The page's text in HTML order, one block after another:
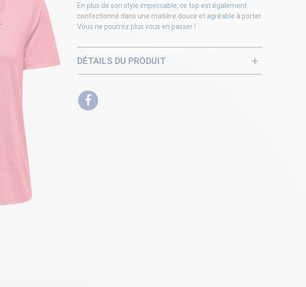
En plus de son style impeccable, ce top est également
confectionné dans une matière douce et agréable à porter.
Vous ne pourrez plus vous en passer !
DÉTAILS DU PRODUIT